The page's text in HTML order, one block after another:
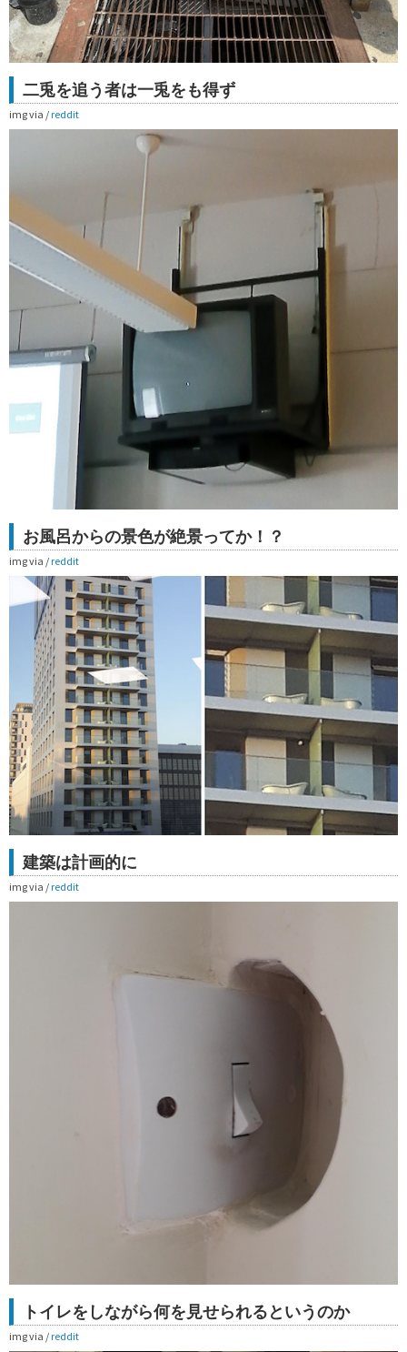
二兎を追う者は一兎をも得ず
img via / reddit
お風呂からの景色が絶景ってか！？
img via / reddit
建築は計画的に
img via / reddit
トイレをしながら何を見せられるというのか
img via / reddit